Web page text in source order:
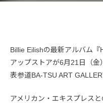
Billie Eilishの最新アルバム
アップストアが6月21日（金
表参道BA-TSU ART
アメリカン・エキスプレス